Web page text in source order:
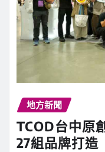
地方新聞
TCOD台中原
27組品牌打造